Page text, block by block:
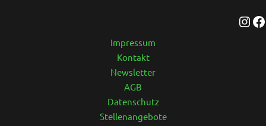
Impressum
Kontakt
Newsletter
AGB
Datenschutz
Stellenangebote